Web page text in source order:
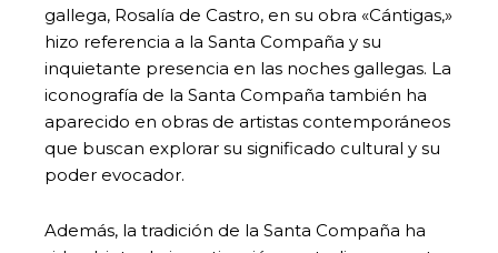
gallega, Rosalía de Castro, en su obra «Cántigas,»
hizo referencia a la Santa Compaña y su
inquietante presencia en las noches gallegas. La
iconografía de la Santa Compaña también ha
aparecido en obras de artistas contemporáneos
que buscan explorar su significado cultural y su
poder evocador.
Además, la tradición de la Santa Compaña ha